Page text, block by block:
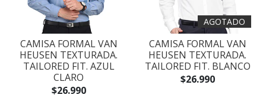
CAMISA FORMAL VAN
HEUSEN TEXTURADA.
TAILORED FIT. AZUL
CLARO
$26.990
AGOTADO
CAMISA FORMAL VAN
HEUSEN TEXTURADA.
TAILORED FIT. BLANCO
$26.990